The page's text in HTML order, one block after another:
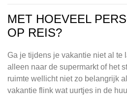
MET HOEVEEL
OP REIS?
Ga je tijdens je vakantie niet al te
alleen naar de supermarkt of het
ruimte wellicht niet zo belangrijk
vakantie flink wat uurtjes in de